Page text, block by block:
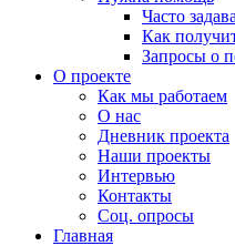
Часто
Как
Запросы о
О проекте
Как мы работаем
О нас
Дневник проекта
Наши проекты
Интервью
Контакты
Соц. опросы
Главная